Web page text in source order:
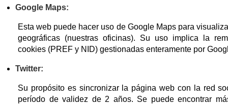
Google Maps:
Esta web puede hacer uso de Google Maps para
geográficas (nuestras oficinas). Su uso implica la
cookies (PREF y NID) gestionadas enteramente por
Twitter:
Su propósito es sincronizar la página web con la red
período de validez de 2 años. Se puede encontrar